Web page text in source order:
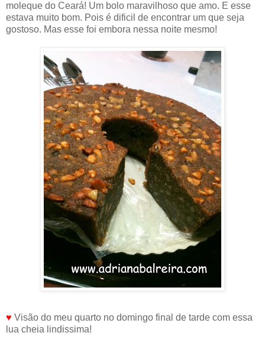
moleque do Ceará! Um bolo maravilhoso que amo. E esse
estava muito bom. Pois é dificil de encontrar um que seja
gostoso. Mas esse foi embora nessa noite mesmo!
♥ Visão do meu quarto no domingo final de tarde com essa
lua cheia lindissima!